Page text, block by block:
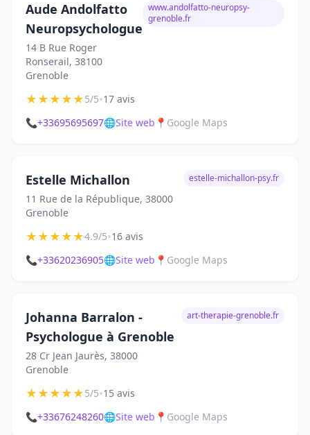
Aude Andolfatto
Neuropsychologue
14 B Rue Roger
Ronserail, 38100
Grenoble
www.andolfatto-neuropsy-
grenoble.fr
★★★★★5/5•17 avis
📞+33695695697🌐Site web 📍 Google Maps
Estelle Michallon
11 Rue de la République, 38000
Grenoble
estelle-michallon-psy.fr
★★★★★4.9/5•16 avis
📞+33620236905🌐Site web 📍 Google Maps
Johanna Barralon -
Psychologue à Grenoble
28 Cr Jean Jaurès, 38000
Grenoble
art-therapie-grenoble.fr
★★★★★5/5•15 avis
📞+33676248260🌐Site web 📍 Google Maps